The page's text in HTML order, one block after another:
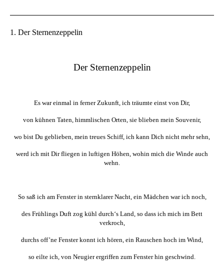
1. Der Sternenzeppelin
Der Sternenzeppelin
Es war einmal in ferner Zukunft, ich träumte einst von Dir,
von kühnen Taten, himmlischen Orten, sie blieben mein Souvenir,
wo bist Du geblieben, mein treues Schiff, ich kann Dich nicht mehr sehn,
werd ich mit Dir fliegen in luftigen Höhen, wohin mich die Winde auch
wehn.
So saß ich am Fenster in sternklarer Nacht, ein Mädchen war ich noch,
des Frühlings Duft zog kühl durch‘s Land, so dass ich mich im Bett
verkroch,
durchs off’ne Fenster konnt ich hören, ein Rauschen hoch im Wind,
so eilte ich, von Neugier ergriffen zum Fenster hin geschwind.